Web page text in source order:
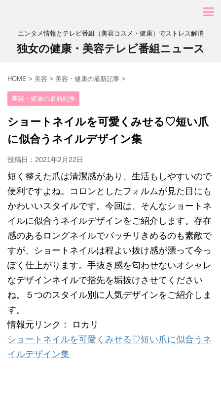
エンタメ情報とテレビ番組（美容コスメ・健康）でストレス解消
独女の健康・美容テレビ番組ニュース
HOME > 美容 > 美容・健康の最新記事 >
美容・健康の最新記事
ショートネイルを可愛くみせる♡短い爪
に似合うネイルデザイン集
投稿日： 2021年2月22日
短く整えた爪は清潔感があり、生活もしやすいので
便利ですよね。コロンとしたフォルムが見た目にも
かわいいスタイルです。今回は、そんなショートネ
イルに似合うネイルデザインをご紹介します。存在
感のあるロングネイルでバッチリきめるのも素敵で
すが、ショートネイルは程よい抜け感が漂って今っ
ぽく仕上がります。手抜き感を匂わせないオシャレ
なデザインネイルで指先を垢抜けさせてください
ね。５つのスタイル別に人気デザインをご紹介しま
す。
情報元リンク： ロカリ
ショートネイルを可愛くみせる♡短い爪に似合うネ
イルデザイン集